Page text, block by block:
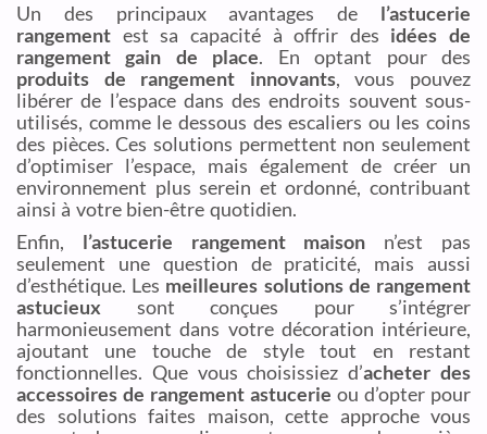
Un des principaux avantages de l’astucerie
rangement est sa capacité à offrir des idées de
rangement gain de place. En optant pour des
produits de rangement innovants, vous pouvez
libérer de l’espace dans des endroits souvent sous-
utilisés, comme le dessous des escaliers ou les coins
des pièces. Ces solutions permettent non seulement
d’optimiser l’espace, mais également de créer un
environnement plus serein et ordonné, contribuant
ainsi à votre bien-être quotidien.
Enfin, l’astucerie rangement maison n’est pas
seulement une question de praticité, mais aussi
d’esthétique. Les meilleures solutions de rangement
astucieux sont conçues pour s’intégrer
harmonieusement dans votre décoration intérieure,
ajoutant une touche de style tout en restant
fonctionnelles. Que vous choisissiez d’acheter des
accessoires de rangement astucerie ou d’opter pour
des solutions faites maison, cette approche vous